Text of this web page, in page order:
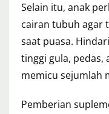
Selain itu, anak
cairan tubuh agar
saat puasa.
tinggi gula, pedas,
memicu sejumlah
Pemberian